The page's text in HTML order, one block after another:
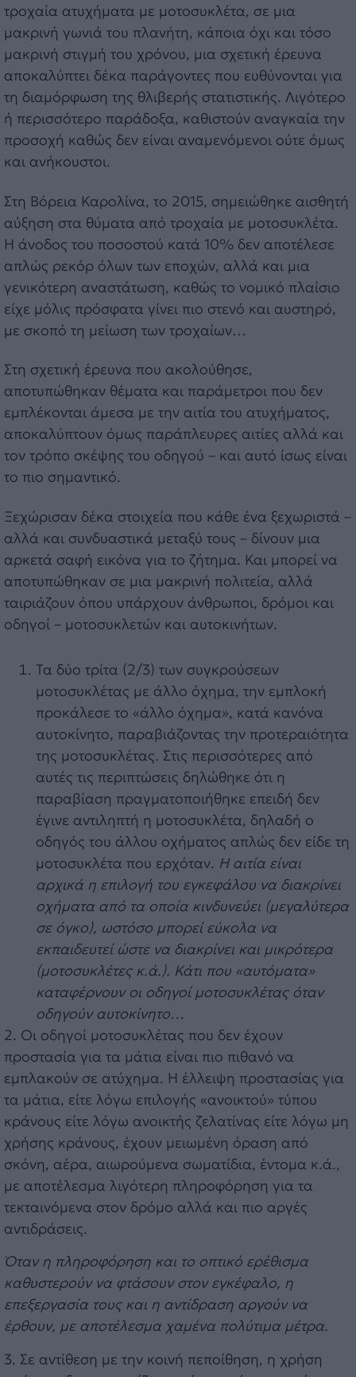
τροχαία ατυχήματα με μοτοσυκλέτα, σε μια
μακρινή γωνιά του πλανήτη, κάποια όχι και τόσο
μακρινή στιγμή του χρόνου, μια σχετική έρευνα
αποκαλύπτει δέκα παράγοντες που ευθύνονται για
τη διαμόρφωση της θλιβερής στατιστικής. Λιγότερο
ή περισσότερο παράδοξα, καθιστούν αναγκαία την
προσοχή καθώς δεν είναι αναμενόμενοι ούτε όμως
και ανήκουστοι.
Στη Βόρεια Καρολίνα, το 2015, σημειώθηκε αισθητή
αύξηση στα θύματα από τροχαία με μοτοσυκλέτα.
Η άνοδος του ποσοστού κατά 10% δεν αποτέλεσε
απλώς ρεκόρ όλων των εποχών, αλλά και μια
γενικότερη αναστάτωση, καθώς το νομικό πλαίσιο
είχε μόλις πρόσφατα γίνει πιο στενό και αυστηρό,
με σκοπό τη μείωση των τροχαίων…
Στη σχετική έρευνα που ακολούθησε,
αποτυπώθηκαν θέματα και παράμετροι που δεν
εμπλέκονται άμεσα με την αιτία του ατυχήματος,
αποκαλύπτουν όμως παράπλευρες αιτίες αλλά και
τον τρόπο σκέψης του οδηγού – και αυτό ίσως είναι
το πιο σημαντικό.
Ξεχώρισαν δέκα στοιχεία που κάθε ένα ξεχωριστά –
αλλά και συνδυαστικά μεταξύ τους – δίνουν μια
αρκετά σαφή εικόνα για το ζήτημα. Και μπορεί να
αποτυπώθηκαν σε μια μακρινή πολιτεία, αλλά
ταιριάζουν όπου υπάρχουν άνθρωποι, δρόμοι και
οδηγοί – μοτοσυκλετών και αυτοκινήτων.
Τα δύο τρίτα (2/3) των συγκρούσεων
μοτοσυκλέτας με άλλο όχημα, την εμπλοκή
προκάλεσε το «άλλο όχημα», κατά κανόνα
αυτοκίνητο, παραβιάζοντας την προτεραιότητα
της μοτοσυκλέτας. Στις περισσότερες από
αυτές τις περιπτώσεις δηλώθηκε ότι η
παραβίαση πραγματοποιήθηκε επειδή δεν
έγινε αντιληπτή η μοτοσυκλέτα, δηλαδή ο
οδηγός του άλλου οχήματος απλώς δεν είδε τη
μοτοσυκλέτα που ερχόταν. Η αιτία είναι
αρχικά η επιλογή του εγκεφάλου να διακρίνει
οχήματα από τα οποία κινδυνεύει (μεγαλύτερα
σε όγκο), ωστόσο μπορεί εύκολα να
εκπαιδευτεί ώστε να διακρίνει και μικρότερα
(μοτοσυκλέτες κ.ά.). Κάτι που «αυτόματα»
καταφέρνουν οι οδηγοί μοτοσυκλέτας όταν
οδηγούν αυτοκίνητο…
2. Οι οδηγοί μοτοσυκλέτας που δεν έχουν
προστασία για τα μάτια είναι πιο πιθανό να
εμπλακούν σε ατύχημα. Η έλλειψη προστασίας για
τα μάτια, είτε λόγω επιλογής «ανοικτού» τύπου
κράνους είτε λόγω ανοικτής ζελατίνας είτε λόγω μη
χρήσης κράνους, έχουν μειωμένη όραση από
σκόνη, αέρα, αιωρούμενα σωματίδια, έντομα κ.ά.,
με αποτέλεσμα λιγότερη πληροφόρηση για τα
τεκταινόμενα στον δρόμο αλλά και πιο αργές
αντιδράσεις.
Όταν η πληροφόρηση και το οπτικό ερέθισμα
καθυστερούν να φτάσουν στον εγκέφαλο, η
επεξεργασία τους και η αντίδραση αργούν να
έρθουν, με αποτέλεσμα χαμένα πολύτιμα μέτρα.
3. Σε αντίθεση με την κοινή πεποίθηση, η χρήση